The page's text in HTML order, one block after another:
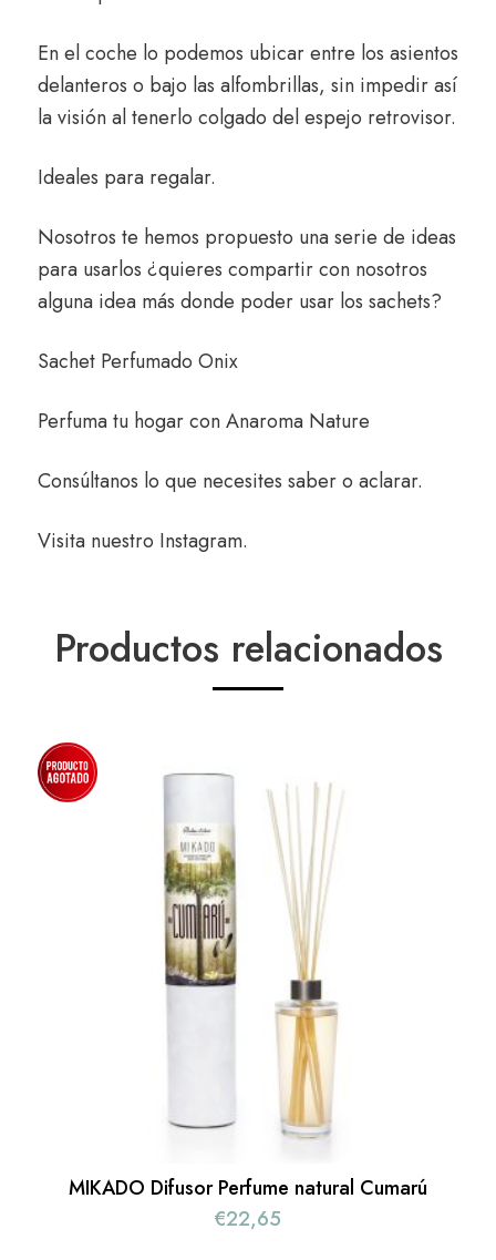
En el coche lo podemos ubicar entre los asientos
delanteros o bajo las alfombrillas, sin impedir así
la visión al tenerlo colgado del espejo retrovisor.
Ideales para regalar.
Nosotros te hemos propuesto una serie de ideas
para usarlos ¿quieres compartir con nosotros
alguna idea más donde poder usar los sachets?
Sachet Perfumado Onix
Perfuma tu hogar conAnaroma Nature
Consúltanos lo que necesites saber o aclarar.
Visita nuestro Instagram.
Productos relacionados
MIKADO Difusor Perfume natural Cumarú
€22,65